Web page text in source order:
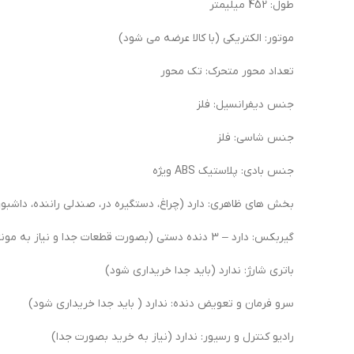
طول: 452 میلیمتر
موتور: الکتریکی (با کالا عرضه می شود)
تعداد محور متحرک: تک محور
جنس دیفرانسیل: فلز
جنس شاسی: فلز
جنس بادی: پلاستیک ABS ویژه
بخش های ظاهری: دارد (چراغ، دستگیره در، صندلی راننده،
گیربکس: دارد – 3 دنده دستی (بصورت قطعات جدا و نیاز به مونتاژ دارد)
باتری شارژ: ندارد (باید جدا خریداری شود)
سرو فرمان و تعویض دنده: ندارد ( باید جدا خریداری شود)
رادیو کنترل و رسیور: ندارد (نیاز به خرید بصورت جدا)